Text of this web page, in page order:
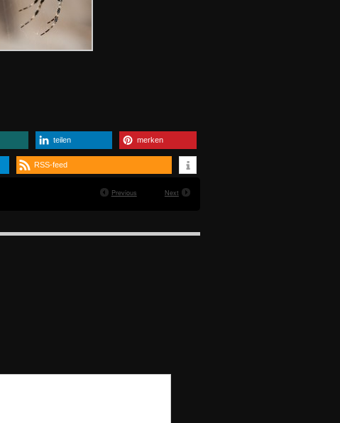
teilen merken
RSS-feed
Previous Next